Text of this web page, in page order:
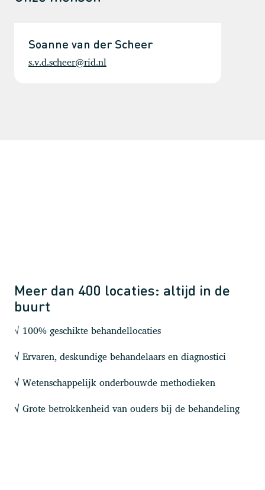
Soanne van der Scheer
s.v.d.scheer@rid.nl
Meer dan 400 locaties: altijd in de
buurt
√ 100% geschikte behandellocaties
√ Ervaren, deskundige behandelaars en diagnostici
√ Wetenschappelijk onderbouwde methodieken
√ Grote betrokkenheid van ouders bij de behandeling